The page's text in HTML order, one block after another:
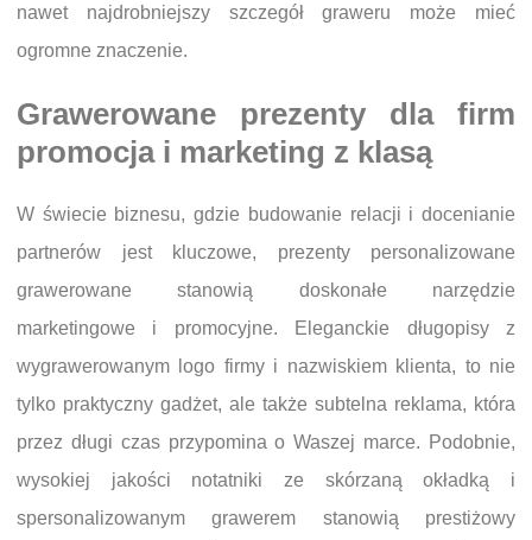
nawet najdrobniejszy szczegół graweru może mieć
ogromne znaczenie.
Grawerowane prezenty dla firm
promocja i marketing z klasą
W świecie biznesu, gdzie budowanie relacji i docenianie
partnerów jest kluczowe, prezenty personalizowane
grawerowane stanowią doskonałe narzędzie
marketingowe i promocyjne. Eleganckie długopisy z
wygrawerowanym logo firmy i nazwiskiem klienta, to nie
tylko praktyczny gadżet, ale także subtelna reklama, która
przez długi czas przypomina o Waszej marce. Podobnie,
wysokiej jakości notatniki ze skórzaną okładką i
spersonalizowanym grawerem stanowią prestiżowy